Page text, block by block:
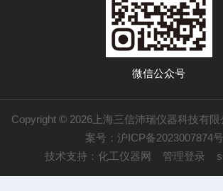
微信公众号
Copyright © 2026上海三信沛瑞仪器科技有
案号：沪ICP备2023007874
技术支持： 化工仪器网 管理登录